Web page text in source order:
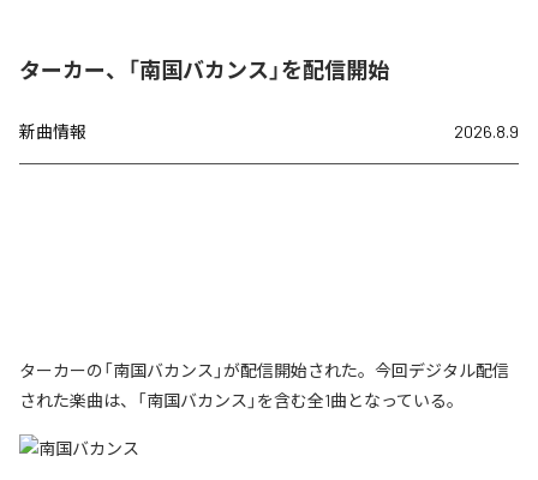
ターカー、「南国バカンス」を配信開始
新曲情報 2026.8.9
ターカーの「南国バカンス」が配信開始された。今回デジタル配信
された楽曲は、「南国バカンス」を含む全1曲となっている。